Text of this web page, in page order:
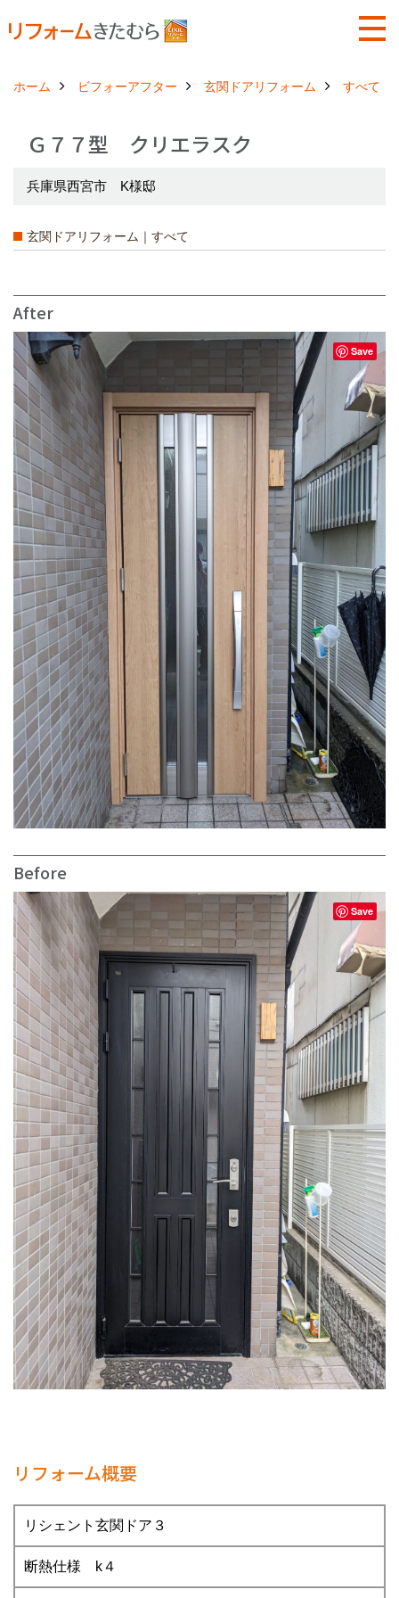
ホーム ビフォーアフター 玄関ドアリフォーム すべて
Ｇ７７型 クリエラスク
兵庫県西宮市 K様邸
玄関ドアリフォーム｜すべて
After
Save
Before
Save
リフォーム概要
リシェント玄関ドア３
断熱仕様 k４